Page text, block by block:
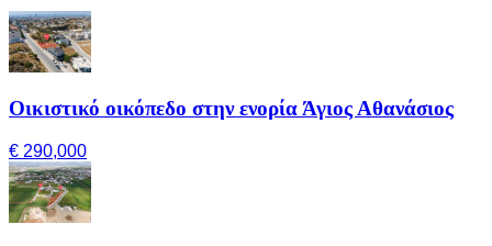
Οικιστικό οικόπεδο στην ενορία Άγιος Αθανάσιος
€ 290,000